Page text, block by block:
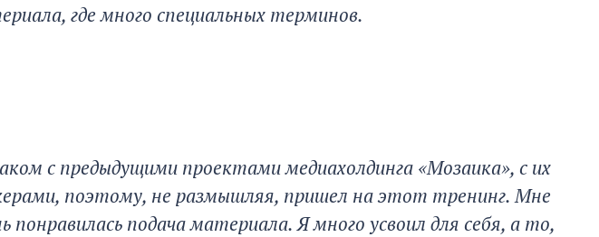
где много специальных терминов.
с предыдущими проектами медиахолдинга «Мозаика», с их
поэтому, не размышляя, пришел на этот тренинг. Мне
понравилась подача материала. Я много усвоил для себя, а то,